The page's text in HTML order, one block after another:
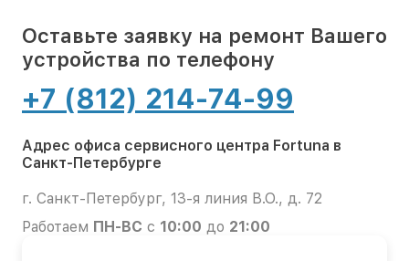
Оставьте заявку на ремонт Вашего
устройства по телефону
+7 (812) 214-74-99
Адрес офиса сервисного центра Fortuna в
Санкт-Петербурге
г. Санкт-Петербург, 13-я линия В.О., д. 72
Работаем ПН-ВС с 10:00 до 21:00